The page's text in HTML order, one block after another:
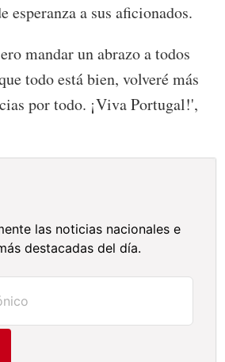
esperanza a sus aficionados.
mandar un abrazo a todos
todo está bien, volveré más
por todo. ¡Viva Portugal!',
las noticias nacionales e
destacadas del día.